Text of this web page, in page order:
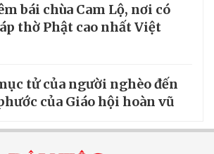
bái chùa Cam Lộ, nơi có
thờ Phật cao nhất Việt
tử của người nghèo đến
của Giáo hội hoàn vũ